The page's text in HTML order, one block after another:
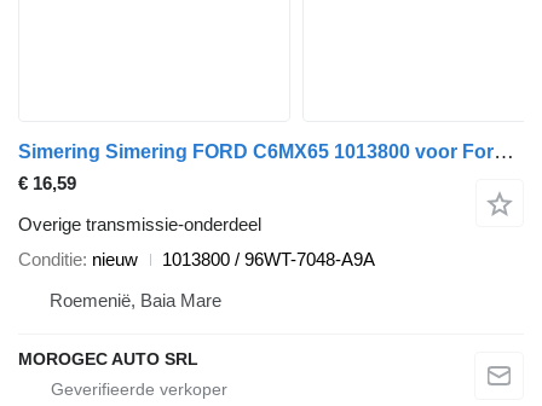
Simering Simering FORD C6MX65 1013800 voor Ford auto
€ 16,59
Overige transmissie-onderdeel
Conditie nieuw
1013800 / 96WT-7048-A9A
Roemenië, Baia Mare
MOROGEC AUTO SRL